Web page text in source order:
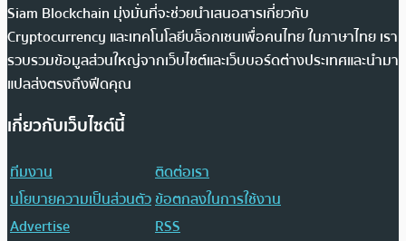
Siam Blockchain มุ่งมั่นที่จะช่วยนำเสนอสารเกี่ยวกับ
Cryptocurrency และเทคโนโลยีบล็อกเชนเพื่อคนไทย ในภาษาไทย เรา
รวบรวมข้อมูลส่วนใหญ่จากเว็บไซต์และเว็บบอร์ดต่างประเทศและนำมา
แปลส่งตรงถึงฟีดคุณ
เกี่ยวกับเว็บไซต์นี้
ทีมงาน
ติดต่อเรา
นโยบายความเป็นส่วนตัวข้อตกลงในการใช้งาน
Advertise
RSS